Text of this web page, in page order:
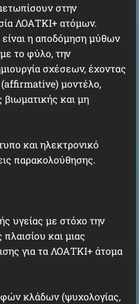
στην
ΛΟΑΤΚΙ+ ατόμων.
η αποδόμηση μύθων
το φύλο, την
σχέσεων, έχοντας
(affirmative) μοντέλο,
βιωματικής και μη
και ηλεκτρονικό
παρακολούθησης.
υγείας με στόχο την
και μιας
για τα ΛΟΑΤΚΙ+ άτομα
κλάδων (ψυχολογίας,